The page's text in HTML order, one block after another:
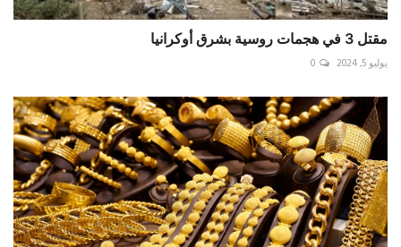
مقتل 3 في هجمات روسية بشرق أوكرانيا
يوليو 5, 2024 0